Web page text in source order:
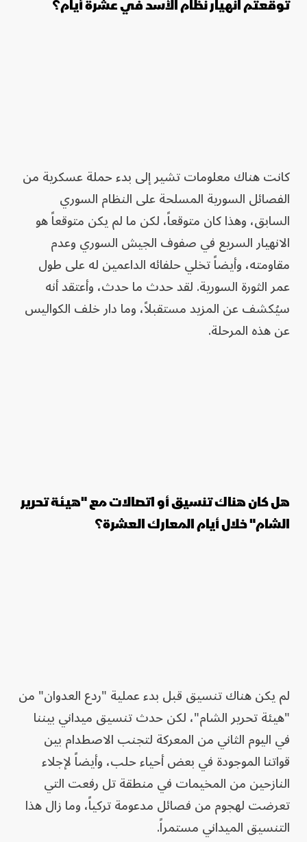
توقعتم انهيار نظام الأسد في عشرة أيام؟
كانت هناك معلومات تشير إلى بدء حملة عسكرية من
الفصائل السورية المسلحة على النظام السوري
السابق، وهذا كان متوقعاً، لكن ما لم يكن متوقعاً هو
الانهيار السريع في صفوف الجيش السوري وعدم
مقاومته، وأيضاً تخلي حلفائه الداعمين له على طول
عمر الثورة السورية. لقد حدث ما حدث، وأعتقد أنه
سيُكشف عن المزيد مستقبلاً، وما دار خلف الكواليس
عن هذه المرحلة.
هل كان هناك تنسيق أو اتصالات مع "هيئة تحرير
الشام" خلال أيام المعارك العشرة؟
لم يكن هناك تنسيق قبل بدء عملية "ردع العدوان" من
"هيئة تحرير الشام"، لكن حدث تنسيق ميداني بيننا
في اليوم الثاني من المعركة لتجنب الاصطدام بين
قواتنا الموجودة في بعض أحياء حلب، وأيضاً لإجلاء
النازحين من المخيمات في منطقة تل رفعت التي
تعرضت لهجوم من فصائل مدعومة تركياً، وما زال هذا
التنسيق الميداني مستمراً.